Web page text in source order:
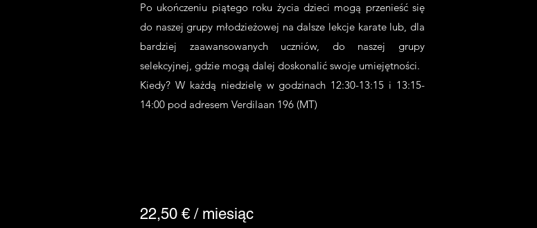
Po ukończeniu piątego roku życia dzieci mogą przenieść się
do naszej grupy młodzieżowej na dalsze lekcje karate lub, dla
bardziej zaawansowanych uczniów, do naszej grupy
selekcyjnej, gdzie mogą dalej doskonalić swoje umiejętności.
Kiedy? W każdą niedzielę w godzinach 12:30-13:15 i 13:15-
14:00 pod adresem Verdilaan 196 (MT)
22,50 € / miesiąc